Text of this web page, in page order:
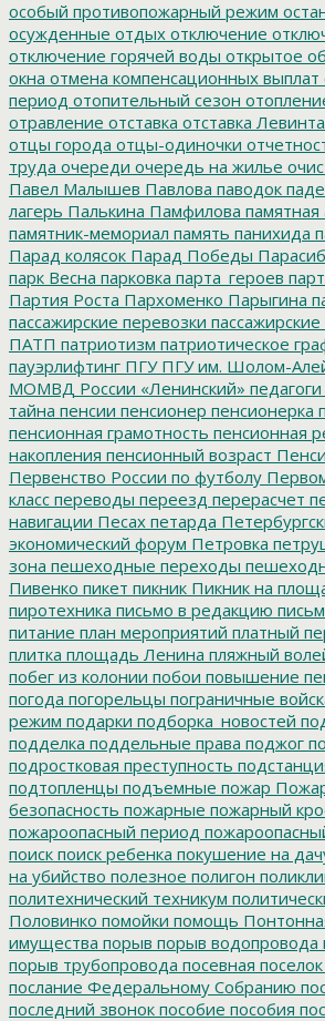
особый противопожарный режим
осужденные отдых отключение
отключение горячей воды открытое
окна отмена компенсационных выплат
период отопительный сезон
отравление отставка отставка
отцы города отцы-одиночки
труда очереди очередь на жилье
Павел Малышев Павлова паводок
лагерь Палькина Памфилова памятная
памятник-мемориал память панихида
Парад колясок Парад Победы
парк Весна парковка парта_героев
Партия Роста Пархоменко Парыгина
пассажирские перевозки
ПАТП патриотизм патриотическое
пауэрлифтинг ПГУПГУ им. Шолом-
МОМВД России «Ленинский» педагоги
тайна пенсии пенсионер пенсионерка
пенсионная грамотность пенсионная
накопления пенсионный возраст
Первенство России по футболу
класс переводы переезд перерасчет
навигации Песах петарда
экономический форум Петровка
зона пешеходные переходы
Пивенко пикет пикник Пикник на
пиротехника письмо в редакцию
питание план мероприятий платный
плитка площадь Ленина пляжный
побег из колонии побои повышение
погода погорельцы пограничные
режим подарки подборка_новостей
подделка поддельные права поджог
подростковая преступность
подтопленцы подъемные пожар
безопасность пожарные пожарный
пожароопасный период
поиск поиск ребенка покушение на
на убийство полезное полигон
политехнический техникум
Половинко помойки помощь
имущества порыв порыв водопровода
порыв трубопровода посевная
послание Федеральному Собранию
последний звонок пособие пособия